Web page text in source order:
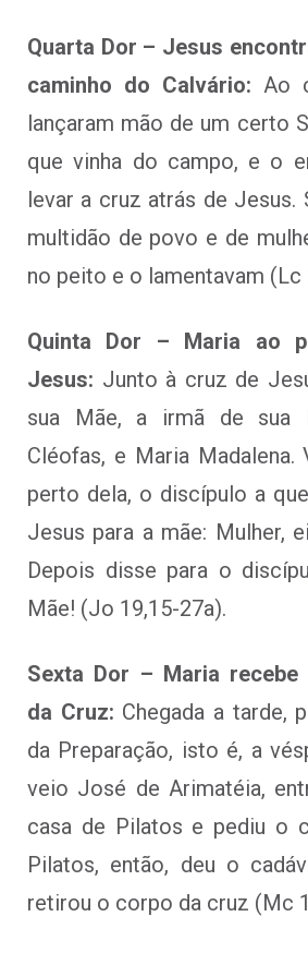
Quarta Dor – Jesus
caminho do Calvário: Ao
lançaram mão de um certo
que vinha do campo, e o
levar a cruz atrás de Jesus.
multidão de povo e de
no peito e o lamentavam (Lc
Quinta Dor – Maria ao
Jesus: Junto à cruz de
sua Mãe, a irmã de sua
Cléofas, e Maria Madalena.
perto dela, o discípulo a
Jesus para a mãe: Mulher,
Depois disse para o
Mãe! (Jo 19,15-27a).
Sexta Dor – Maria
da Cruz: Chegada a tarde,
da Preparação, isto é, a
veio José de Arimatéia,
casa de Pilatos e pediu o
Pilatos, então, deu o
retirou o corpo da cruz (Mc